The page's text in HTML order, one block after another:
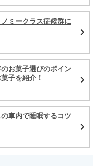
ミークラス症候群に
お菓子選びのポイン
子を紹介！
車内で睡眠するコツ